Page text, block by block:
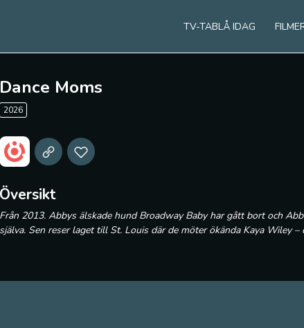
TV-TABLÅ IDAG
Dance Moms
2026
Översikt
Från 2013. Abbys älskade hund Broadway Baby har gått bort och
själva. Sen reser laget till St. Louis där de möter ökända Kaya Wiley